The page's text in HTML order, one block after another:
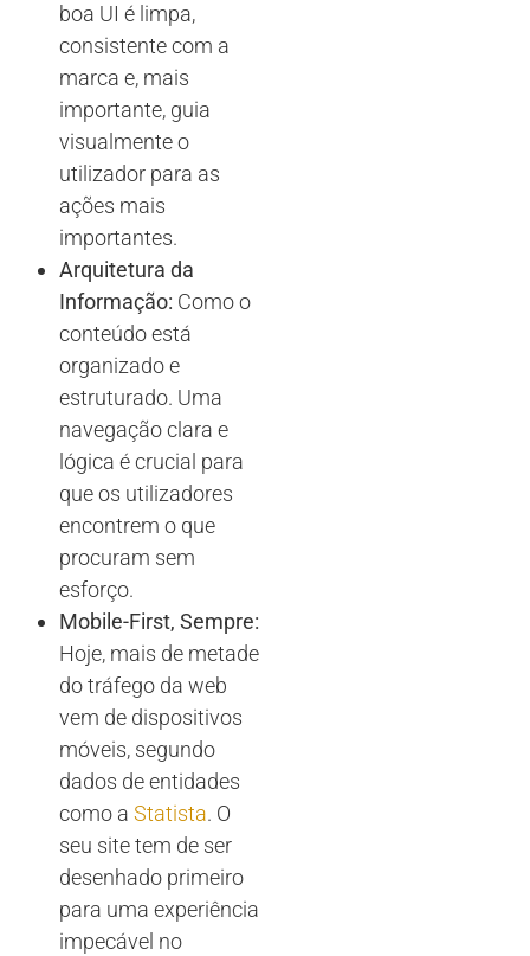
boa UI é limpa,
consistente com a
marca e, mais
importante, guia
visualmente o
utilizador para as
ações mais
importantes.
Arquitetura da
Informação: Como o
conteúdo está
organizado e
estruturado. Uma
navegação clara e
lógica é crucial para
que os utilizadores
encontrem o que
procuram sem
esforço.
Mobile-First, Sempre:
Hoje, mais de metade
do tráfego da web
vem de dispositivos
móveis, segundo
dados de entidades
como a Statista. O
seu site tem de ser
desenhado primeiro
para uma experiência
impecável no